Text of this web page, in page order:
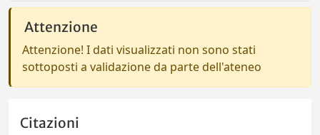
Attenzione
Attenzione! I dati visualizzati non sono stati
sottoposti a validazione da parte dell'ateneo
Citazioni